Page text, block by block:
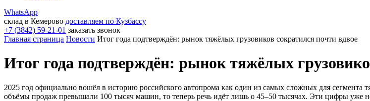
WhatsApp
склад в Кемерово доставляем по Кузбассу
+7 (3842) 59-21-01 заказать звонок
Главная страница Новости Итог года подтверждён: рынок тяжёлых грузовиков сократился почти вдвое
Итог года подтверждён: рынок тяжёлых
2025 год официально вошёл в историю российского автопрома как один из самых сложных для сегмента
объёмы продаж превышали 100 тысяч машин, то теперь речь идёт лишь о 45–50 тысячах. Эти цифры уже